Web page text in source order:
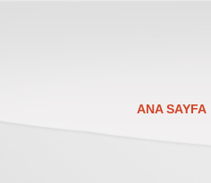
ANA SAYFA